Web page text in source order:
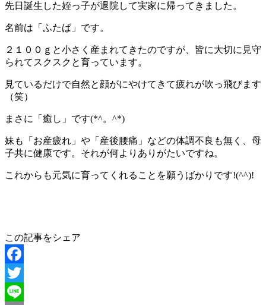
先日誕生した姪っ子が退院して実家に帰ってきました。
名前は「ふたば」です。
２１００ｇと小さく産まれてきたのですが、皆に大切に見守
られてスクスクと育っています。
見ているだけで自然と顔がにやけてきて疲れが吹っ飛びます
（笑）
まさに「癒し」です(*^。^*)
妹も「お産疲れ」や「産後腰痛」などの体調不良も無く、母
子共に健康です。それが何よりありがたいですね。
これからも元気に育ってくれることを願うばかりです!(^^)!
この記事をシェア
Facebook
Twitter